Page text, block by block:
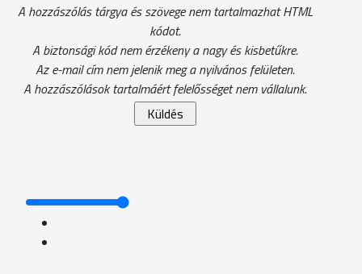
A hozzászólás tárgya és szövege nem tartalmazhat HTML
kódot.
A biztonsági kód nem érzékeny a nagy és kisbetűkre.
Az e-mail cím nem jelenik meg a nyilvános felületen.
A hozzászólások tartalmáért felelősséget nem vállalunk.